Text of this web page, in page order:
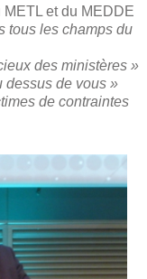
et du MEDDE
tous les champs du
des ministères »
dessus de vous »
de contraintes